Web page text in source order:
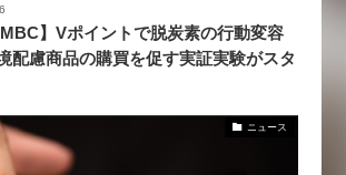
】Vポイントで脱炭素の行動変容
配慮商品の購買を促す実証実験がスタ
ニュース